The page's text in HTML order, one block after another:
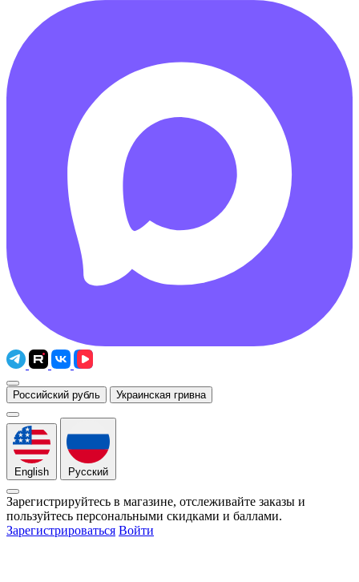
Российский рубль Украинская гривна
English Русский
Зарегистрируйтесь в магазине, отслеживайте заказы и
пользуйтесь персональными скидками и баллами.
Зарегистрироваться Войти